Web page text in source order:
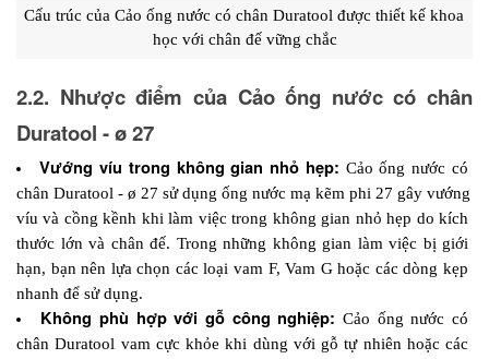
Cấu trúc của Cảo ống nước có chân Duratool được thiết kế khoa
học với chân đế vững chắc
2.2. Nhược điểm của Cảo ống nước có chân
Duratool - ø 27
Vướng víu trong không gian nhỏ hẹp: Cảo ống nước có
chân Duratool - ø 27 sử dụng ống nước mạ kẽm phi 27 gây vướng
víu và cồng kềnh khi làm việc trong không gian nhỏ hẹp do kích
thước lớn và chân đế. Trong những không gian làm việc bị giới
hạn, bạn nên lựa chọn các loại vam F, Vam G hoặc các dòng kẹp
nhanh để sử dụng.
Không phù hợp với gỗ công nghiệp: Cảo ống nước có
chân Duratool vam cực khỏe khi dùng với gỗ tự nhiên hoặc các